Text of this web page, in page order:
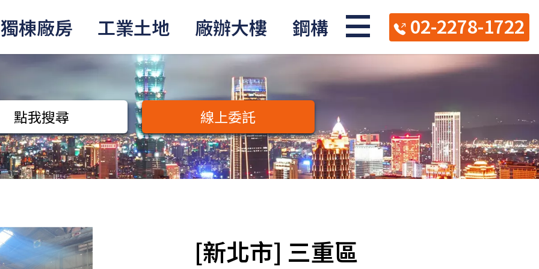
獨棟廠房 工業土地 廠辦大樓 鋼構 02-2278-1722
點我搜尋 線上委託
[新北市] 三重區